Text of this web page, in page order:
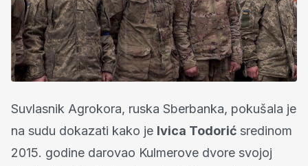
Suvlasnik Agrokora, ruska Sberbanka, pokušala je
na sudu dokazati kako je Ivica Todorić sredinom
2015. godine darovao Kulmerove dvore svojoj